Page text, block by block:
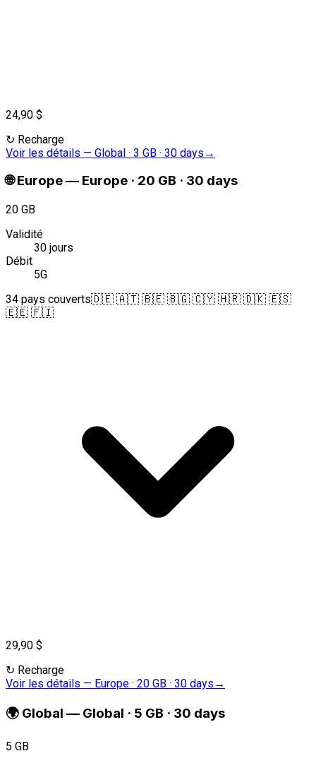
24,90 $
↻ Recharge
Voir les détails — Global · 3 GB · 30 days →
🌐 Europe— Europe · 20 GB · 30 days
20 GB
Validité
30 jours
Débit
5G
34 pays couverts🇩🇪 🇦🇹 🇧🇪 🇧🇬 🇨🇾 🇭🇷 🇩🇰 🇪🇸
🇪🇪 🇫🇮
29,90 $
↻ Recharge
Voir les détails — Europe · 20 GB · 30 days →
🌍 Global — Global · 5 GB · 30 days
5 GB